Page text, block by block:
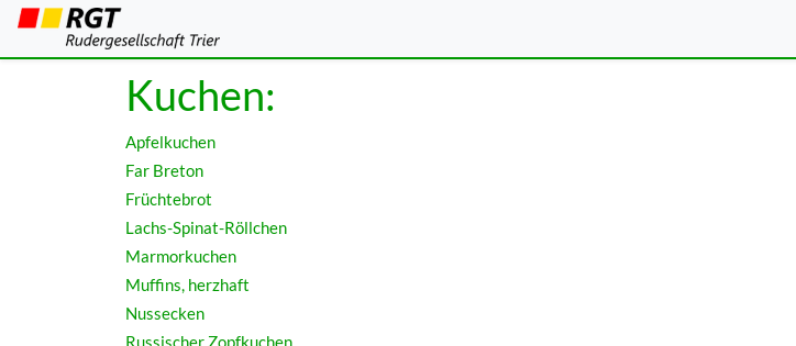
Rezepte für Wanderruderer
Kuchen:
Apfelkuchen
Far Breton
Früchtebrot
Lachs-Spinat-Röllchen
Marmorkuchen
Muffins, herzhaft
Nussecken
Russischer Zopfkuchen